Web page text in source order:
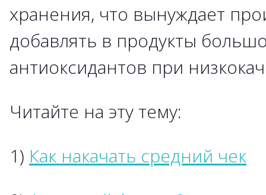
хранения, что вынуждает
добавлять в продукты
антиоксидантов при
Читайте на эту тему:
1) Как накачать средний чек